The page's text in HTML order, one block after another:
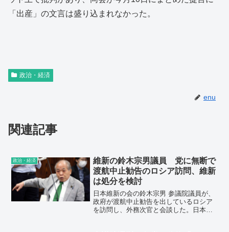
「出産」の文言は盛り込まれなかった。
政治・経済
enu
関連記事
政治・経済
維新の鈴木宗男議員 党に無断で
渡航中止勧告のロシア訪問、維新
は処分を検討
日本維新の会の鈴木宗男 参議院議員が、
政府が渡航中止勧告を出しているロシア
を訪問し、外務次官と会談した。日本維